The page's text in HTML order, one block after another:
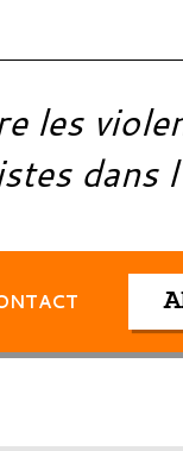
les
dans